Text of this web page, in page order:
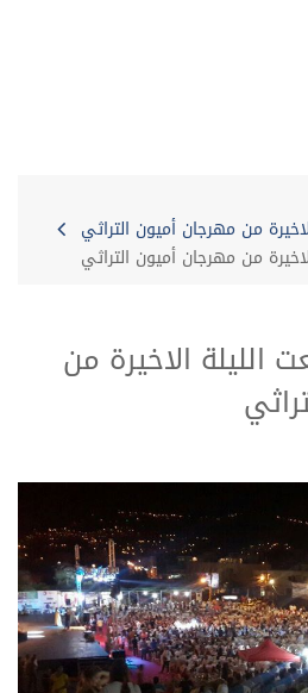
من مهرجان أميون التراثي
من مهرجان أميون التراثي
الليلة الاخيرة من